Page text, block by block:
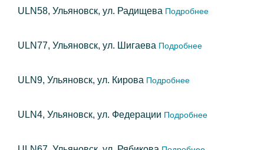
ULN58, Ульяновск, ул. Радищева Подробнее
ULN77, Ульяновск, ул. Шигаева Подробнее
ULN9, Ульяновск, ул. Кирова Подробнее
ULN4, Ульяновск, ул. Федерации Подробнее